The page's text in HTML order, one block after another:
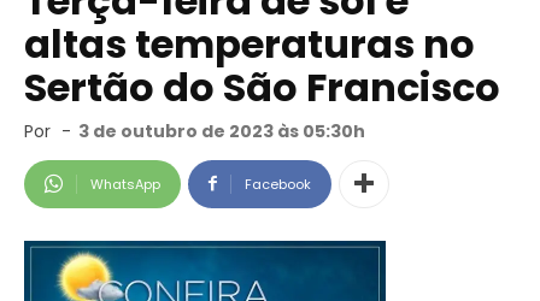
altas temperaturas no
Sertão do São Francisco
Por - 3 de outubro de 2023 às 05:30h
WhatsApp Facebook